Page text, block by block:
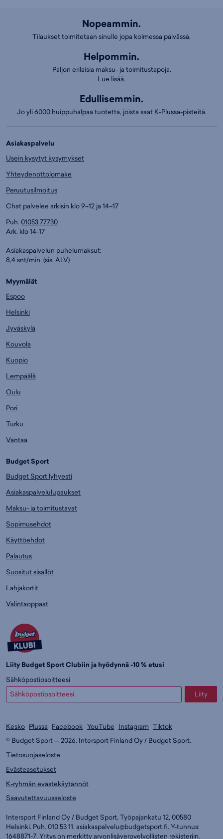
Nopeammin.
Tilaukset toimitetaan sinulle jopa kolmessa päivässä.
Helpommin.
Paljon erilaisia maksu- ja toimitustapoja.
Lue lisää.
Edullisemmin.
Jo yli 6000 huippuhalpaa tuotetta, joista saat K-Plussa-pisteitä.
Asiakaspalvelu
Usein kysytyt kysymykset
Yhteydenottolomake
Peruutusilmoitus
Chat palvelee arkisin klo 9–12 ja 14–17
Puh. 01053 77730
Ark. klo 14-17
Asiakaspalvelun puhelumaksut:
8,4 snt/min. (sis. ALV)
Myymälät
Espoo
Helsinki
Jyväskylä
Kouvola
Kuopio
Lempäälä
Oulu
Pori
Turku
Vantaa
Budget Sport
Budget Sport lyhyesti
Asiakaspalvelulupaukset
Maksu- ja toimitustavat
Sopimusehdot
Käyttöehdot
Palautus
Suositut sisällöt
Lahjakortit
Valintaoppaat
Liity Budget Sport Clubiin ja hyödynnä -10 % etusi
Sähköpostiosoitteesi
Liity
Kesko Plussa Facebook YouTube Instagram Tiktok
© Budget Sport — 2026. Intersport Finland Oy / Budget Sport.
Tietosuojaseloste
Evästeasetukset
K-ryhmän evästekäytännöt
Saavutettavuusseloste
Intersport Finland Oy / Budget Sport, Työpajankatu 12, 00580
Helsinki. Puh. 010 53 11. asiakaspalvelu@budgetsport.fi. Y-tunnus:
1648871-7. Yritys on merkitty arvonlisäverovelvollisten rekisteriin.